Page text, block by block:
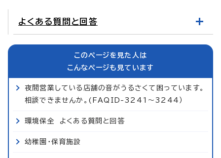
よくある質問と回答
このページを見た人は
こんなページも見ています
夜間営業している店舗の音がうるさくて困っています。
相談できませんか。(FAQID-3241～3244）
環境保全 よくある質問と回答
幼稚園・保育施設